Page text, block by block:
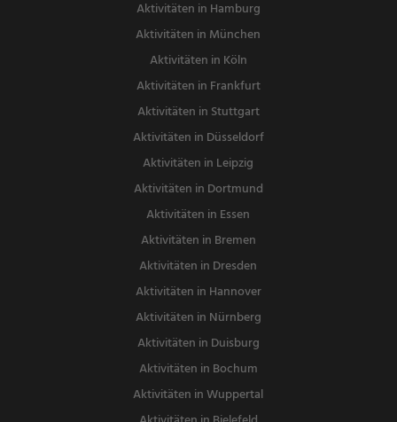
Aktivitäten in Hamburg
Aktivitäten in München
Aktivitäten in Köln
Aktivitäten in Frankfurt
Aktivitäten in Stuttgart
Aktivitäten in Düsseldorf
Aktivitäten in Leipzig
Aktivitäten in Dortmund
Aktivitäten in Essen
Aktivitäten in Bremen
Aktivitäten in Dresden
Aktivitäten in Hannover
Aktivitäten in Nürnberg
Aktivitäten in Duisburg
Aktivitäten in Bochum
Aktivitäten in Wuppertal